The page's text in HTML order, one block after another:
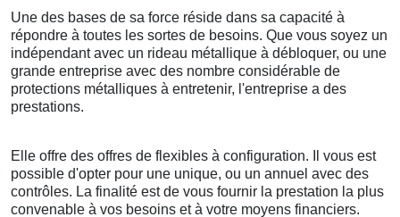
Une des bases de sa force réside dans sa capacité à
répondre à toutes les sortes de besoins. Que vous soyez un
indépendant avec un rideau métallique à débloquer, ou une
grande entreprise avec des nombre considérable de
protections métalliques à entretenir, l'entreprise a des
prestations.
Elle offre des offres de flexibles à configuration. Il vous est
possible d'opter pour une unique, ou un annuel avec des
contrôles. La finalité est de vous fournir la prestation la plus
convenable à vos besoins et à votre moyens financiers.